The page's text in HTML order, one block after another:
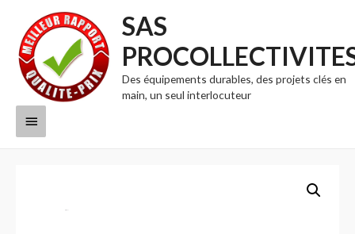
SAS
Des équipements durables, des projets clés en
main, un seul interlocuteur
Menu